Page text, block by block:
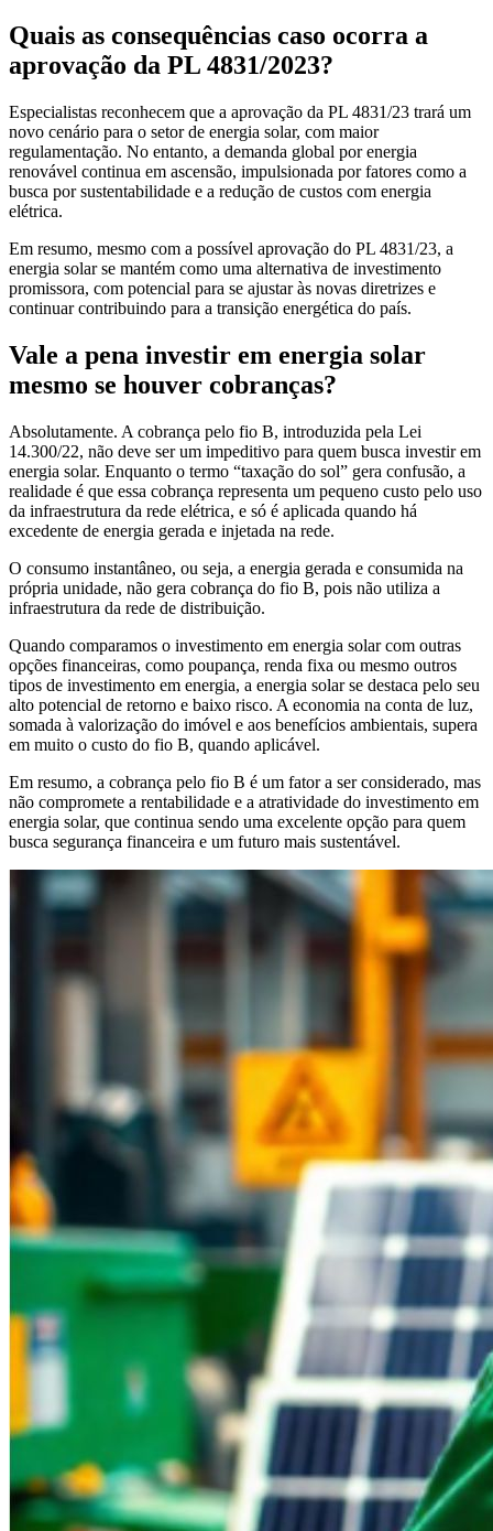
Quais as consequências caso ocorra a
aprovação da PL 4831/2023?
Especialistas reconhecem que a aprovação da PL 4831/23 trará um
novo cenário para o setor de energia solar, com maior
regulamentação. No entanto, a demanda global por energia
renovável continua em ascensão, impulsionada por fatores como a
busca por sustentabilidade e a redução de custos com energia
elétrica.
Em resumo, mesmo com a possível aprovação do PL 4831/23, a
energia solar se mantém como uma alternativa de investimento
promissora, com potencial para se ajustar às novas diretrizes e
continuar contribuindo para a transição energética do país.
Vale a pena investir em energia solar
mesmo se houver cobranças?
Absolutamente. A cobrança pelo fio B, introduzida pela Lei
14.300/22, não deve ser um impeditivo para quem busca investir em
energia solar. Enquanto o termo “taxação do sol” gera confusão, a
realidade é que essa cobrança representa um pequeno custo pelo uso
da infraestrutura da rede elétrica, e só é aplicada quando há
excedente de energia gerada e injetada na rede.
O consumo instantâneo, ou seja, a energia gerada e consumida na
própria unidade, não gera cobrança do fio B, pois não utiliza a
infraestrutura da rede de distribuição.
Quando comparamos o investimento em energia solar com outras
opções financeiras, como poupança, renda fixa ou mesmo outros
tipos de investimento em energia, a energia solar se destaca pelo seu
alto potencial de retorno e baixo risco. A economia na conta de luz,
somada à valorização do imóvel e aos benefícios ambientais, supera
em muito o custo do fio B, quando aplicável.
Em resumo, a cobrança pelo fio B é um fator a ser considerado, mas
não compromete a rentabilidade e a atratividade do investimento em
energia solar, que continua sendo uma excelente opção para quem
busca segurança financeira e um futuro mais sustentável.